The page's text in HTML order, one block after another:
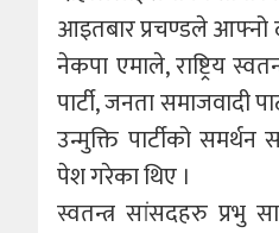
आइतबार प्रचण्डले
नेकपा एमाले, राष्ट्रिय
पार्टी, जनता समाजवादी
उन्मुक्ति पार्टीको समर्थन
पेश गरेका थिए ।
स्वतन्त्र सांसदहरु प्रभु